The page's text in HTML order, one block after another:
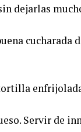
dejarlas
cucharada
Servir de